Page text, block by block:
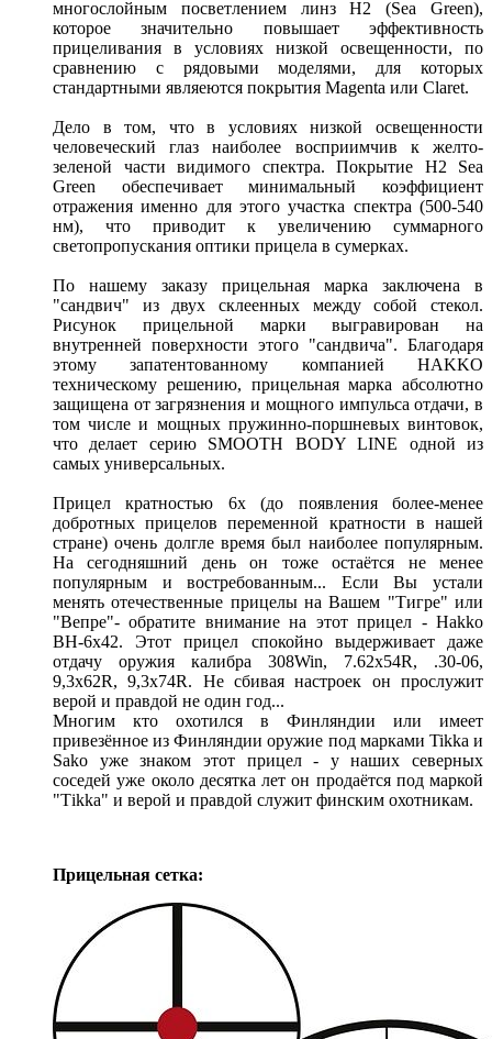
многослойным посветлением линз H2 (Sea Green),
которое значительно повышает эффективность
прицеливания в условиях низкой освещенности, по
сравнению с рядовыми моделями, для которых
стандартными являеются покрытия Magenta или Claret.
Дело в том, что в условиях низкой освещенности
человеческий глаз наиболее восприимчив к желто-
зеленой части видимого спектра. Покрытие H2 Sea
Green обеспечивает минимальный коэффициент
отражения именно для этого участка спектра (500-540
нм), что приводит к увеличению суммарного
светопропускания оптики прицела в сумерках.
По нашему заказу прицельная марка заключена в
"сандвич" из двух склеенных между собой стекол.
Рисунок прицельной марки выгравирован на
внутренней поверхности этого "сандвича". Благодаря
этому запатентованному компанией HAKKO
техническому решению, прицельная марка абсолютно
защищена от загрязнения и мощного импульса отдачи, в
том числе и мощных пружинно-поршневых винтовок,
что делает серию SMOOTH BODY LINE одной из
самых универсальных.
Прицел кратностью 6х (до появления более-менее
добротных прицелов переменной кратности в нашей
стране) очень долгле время был наиболее популярным.
На сегодняшний день он тоже остаётся не менее
популярным и востребованным... Если Вы устали
менять отечественные прицелы на Вашем "Тигре" или
"Вепре"- обратите внимание на этот прицел - Hakko
BH-6х42. Этот прицел спокойно выдерживает даже
отдачу оружия калибра 308Win, 7.62x54R, .30-06,
9,3х62R, 9,3х74R. Не сбивая настроек он прослужит
верой и правдой не один год...
Многим кто охотился в Финляндии или имеет
привезённое из Финляндии оружие под марками Tikka и
Sako уже знаком этот прицел - у наших северных
соседей уже около десятка лет он продаётся под маркой
"Тikka" и верой и правдой служит финским охотникам.
Прицельная сетка: